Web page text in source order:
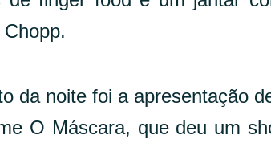
da noite foi a apresentação
O Máscara, que deu um